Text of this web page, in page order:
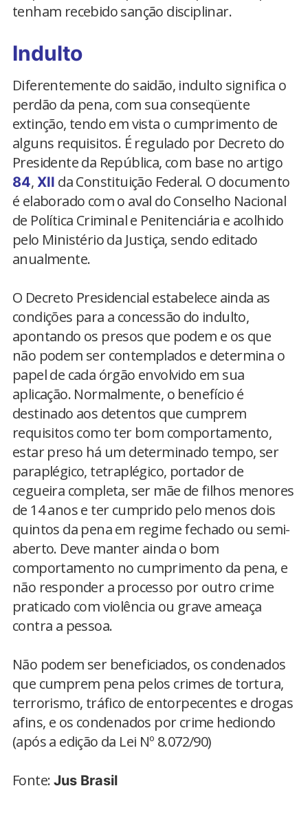
tenham recebido sanção disciplinar.
Indulto
Diferentemente do saidão, indulto significa o
perdão da pena, com sua conseqüente
extinção, tendo em vista o cumprimento de
alguns requisitos. É regulado por Decreto do
Presidente da República, com base no artigo
84, XII da Constituição Federal. O documento
é elaborado com o aval do Conselho Nacional
de Política Criminal e Penitenciária e acolhido
pelo Ministério da Justiça, sendo editado
anualmente.
O Decreto Presidencial estabelece ainda as
condições para a concessão do indulto,
apontando os presos que podem e os que
não podem ser contemplados e determina o
papel de cada órgão envolvido em sua
aplicação. Normalmente, o benefício é
destinado aos detentos que cumprem
requisitos como ter bom comportamento,
estar preso há um determinado tempo, ser
paraplégico, tetraplégico, portador de
cegueira completa, ser mãe de filhos menores
de 14 anos e ter cumprido pelo menos dois
quintos da pena em regime fechado ou semi-
aberto. Deve manter ainda o bom
comportamento no cumprimento da pena, e
não responder a processo por outro crime
praticado com violência ou grave ameaça
contra a pessoa.
Não podem ser beneficiados, os condenados
que cumprem pena pelos crimes de tortura,
terrorismo, tráfico de entorpecentes e drogas
afins, e os condenados por crime hediondo
(após a edição da Lei Nº 8.072/90)
Fonte: Jus Brasil